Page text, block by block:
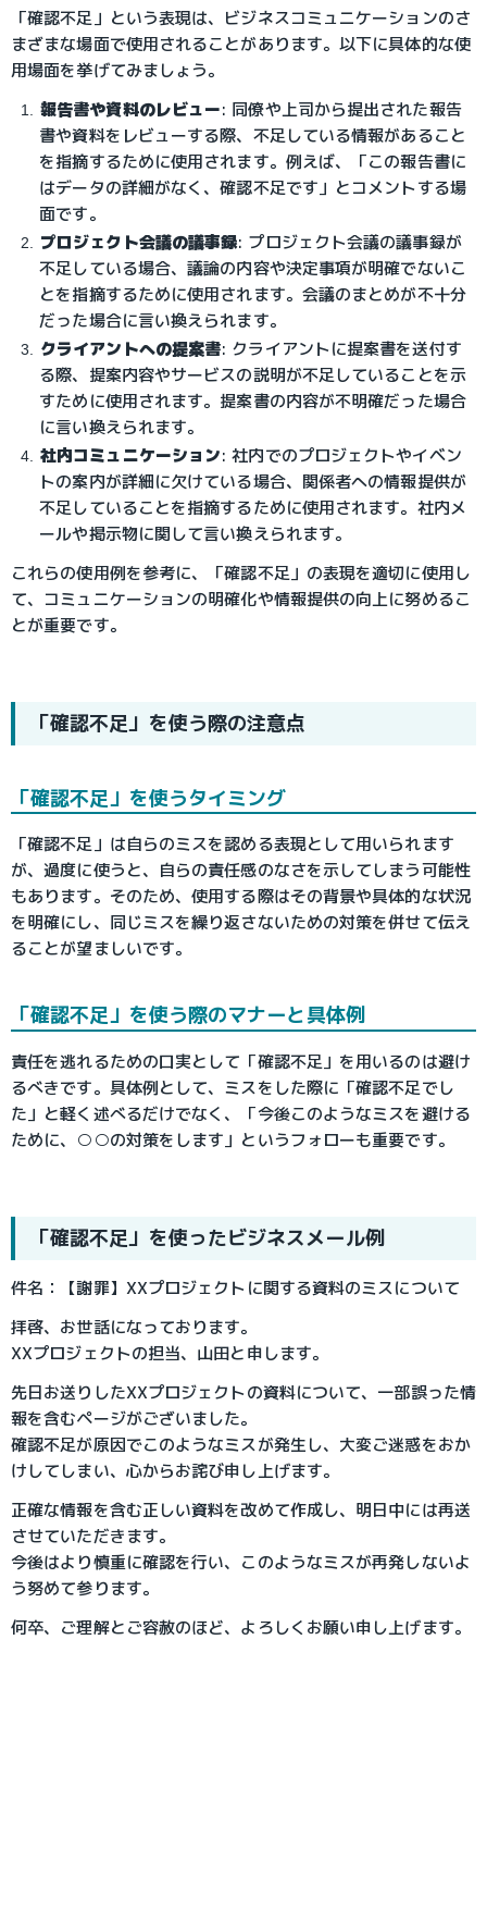
「確認不足」という表現は、ビジネスコミュニケーションのさ
まざまな場面で使用されることがあります。以下に具体的な使
用場面を挙げてみましょう。
報告書や資料のレビュー: 同僚や上司から提出された報告
書や資料をレビューする際、不足している情報があること
を指摘するために使用されます。例えば、「この報告書に
はデータの詳細がなく、確認不足です」とコメントする場
面です。
プロジェクト会議の議事録: プロジェクト会議の議事録が
不足している場合、議論の内容や決定事項が明確でないこ
とを指摘するために使用されます。会議のまとめが不十分
だった場合に言い換えられます。
クライアントへの提案書: クライアントに提案書を送付す
る際、提案内容やサービスの説明が不足していることを示
すために使用されます。提案書の内容が不明確だった場合
に言い換えられます。
社内コミュニケーション: 社内でのプロジェクトやイベン
トの案内が詳細に欠けている場合、関係者への情報提供が
不足していることを指摘するために使用されます。社内メ
ールや掲示物に関して言い換えられます。
これらの使用例を参考に、「確認不足」の表現を適切に使用し
て、コミュニケーションの明確化や情報提供の向上に努めるこ
とが重要です。
「確認不足」を使う際の注意点
「確認不足」を使うタイミング
「確認不足」は自らのミスを認める表現として用いられます
が、過度に使うと、自らの責任感のなさを示してしまう可能性
もあります。そのため、使用する際はその背景や具体的な状況
を明確にし、同じミスを繰り返さないための対策を併せて伝え
ることが望ましいです。
「確認不足」を使う際のマナーと具体例
責任を逃れるための口実として「確認不足」を用いるのは避け
るべきです。具体例として、ミスをした際に「確認不足でし
た」と軽く述べるだけでなく、「今後このようなミスを避ける
ために、○○の対策をします」というフォローも重要です。
「確認不足」を使ったビジネスメール例
件名：【謝罪】XXプロジェクトに関する資料のミスについて
拝啓、お世話になっております。
XXプロジェクトの担当、山田と申します。
先日お送りしたXXプロジェクトの資料について、一部誤った情
報を含むページがございました。
確認不足が原因でこのようなミスが発生し、大変ご迷惑をおか
けしてしまい、心からお詫び申し上げます。
正確な情報を含む正しい資料を改めて作成し、明日中には再送
させていただきます。
今後はより慎重に確認を行い、このようなミスが再発しないよ
う努めて参ります。
何卒、ご理解とご容赦のほど、よろしくお願い申し上げます。